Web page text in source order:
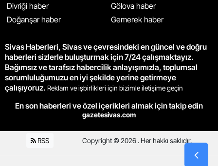
Divriği haber
Doğanşar haber
Gölova haber
Gemerek haber
Sivas Haberleri, Sivas ve çevresindeki en güncel ve doğru
haberleri sizlerle buluşturmak için 7/24 çalışmaktayız.
Bağımsız ve tarafsız habercilik anlayışımızla, toplumsal
sorumluluğumuzu en iyi şekilde yerine getirmeye
çalışıyoruz. Reklam ve işbirlikleri için bizimle iletişime geçin
En son haberleri ve özel içerikleri almak için takip edin
gazetesivas.com
RSS Copyright © 2026 . Her hakkı saklıdır.